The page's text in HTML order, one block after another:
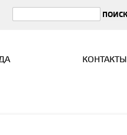
КОНТАКТЫ